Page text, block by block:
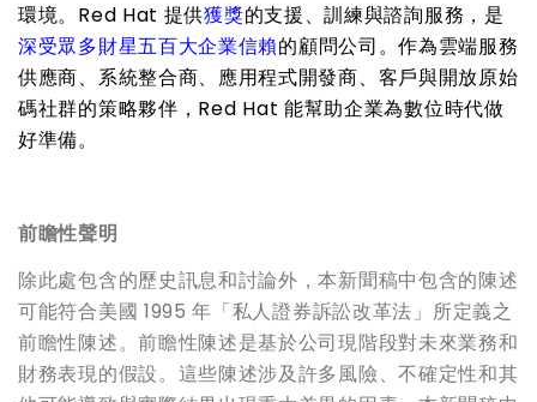
環境。 Red Hat 提供獲獎的支援、訓練與諮詢服務，是
深受眾多財星五百大企業信賴的顧問公司。作為雲端服務
供應商、系統整合商、應用程式開發商、客戶與開放原始
碼社群的策略夥伴， Red Hat 能幫助企業為數位時代做
好準備。
前瞻性聲明
除此處包含的歷史訊息和討論外，本新聞稿中包含的陳述
可能符合美國 1995 年「私人證券訴訟改革法」所定義之
前瞻性陳述。前瞻性陳述是基於公司現階段對未來業務和
財務表現的假設。這些陳述涉及許多風險、不確定性和其